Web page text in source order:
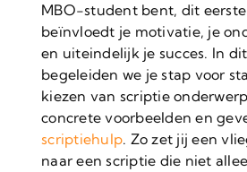
MBO-student bent, dit
beïnvloedt je motivatie, je
en uiteindelijk je succes. In
begeleiden we je stap voor
kiezen van scriptie
concrete voorbeelden en
scriptiehulp. Zo zet jij een
naar een scriptie die niet